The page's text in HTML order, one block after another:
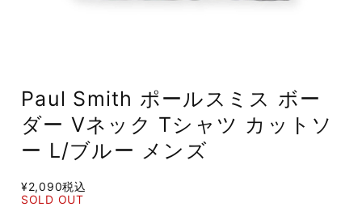
Paul Smith ポールスミス ボー
ダー Vネック Tシャツ カットソ
ー L/ブルー メンズ
¥2,090税込
SOLD OUT